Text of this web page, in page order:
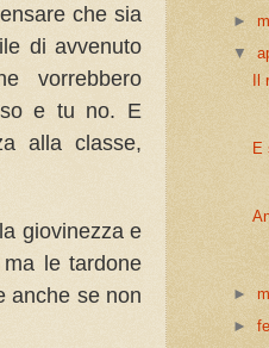
che sia
di avvenuto
vorrebbero
e tu no. E
alla classe,
giovinezza e
le tardone
anche se non
►
▼
E
►
►